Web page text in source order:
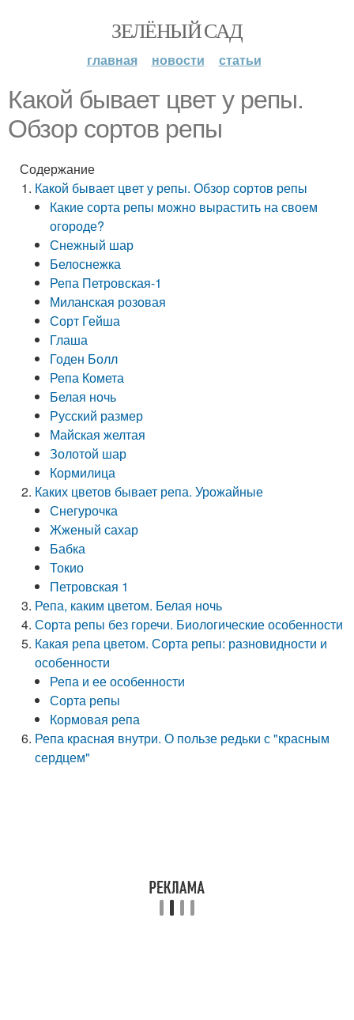
ЗЕЛЁНЫЙ САД
главная новости статьи
Какой бывает цвет у репы.
Обзор сортов репы
Содержание
Какой бывает цвет у репы. Обзор сортов репы
Какие сорта репы можно вырастить на своем
огороде?
Снежный шар
Белоснежка
Репа Петровская-1
Миланская розовая
Сорт Гейша
Глаша
Годен Болл
Репа Комета
Белая ночь
Русский размер
Майская желтая
Золотой шар
Кормилица
Каких цветов бывает репа. Урожайные
Снегурочка
Жженый сахар
Бабка
Токио
Петровская 1
Репа, каким цветом. Белая ночь
Сорта репы без горечи. Биологические особенности
Какая репа цветом. Сорта репы: разновидности и
особенности
Репа и ее особенности
Сорта репы
Кормовая репа
Репа красная внутри. О пользе редьки с "красным
сердцем"